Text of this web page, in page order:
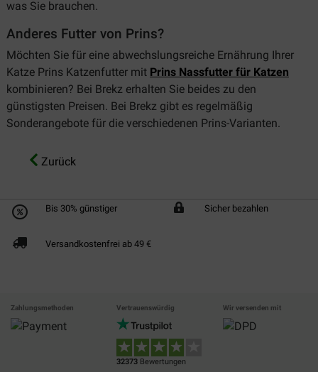
was Sie brauchen.
Anderes Futter von Prins?
Möchten Sie für eine abwechslungsreiche Ernährung Ihrer
Katze Prins Katzenfutter mit Prins Nassfutter für Katzen
kombinieren? Bei Brekz erhalten Sie beides zu den
günstigsten Preisen. Bei Brekz gibt es regelmäßig
Sonderangebote für die verschiedenen Prins-Varianten.
Zurück
Bis 30% günstiger Sicher bezahlen
Versandkostenfrei ab 49 €
Zahlungsmethoden Vertrauenswürdig
32373 Bewertungen
Wir versenden mit